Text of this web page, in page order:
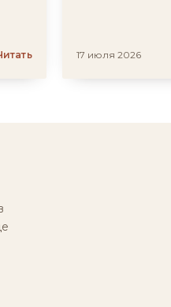
17 июля 2026